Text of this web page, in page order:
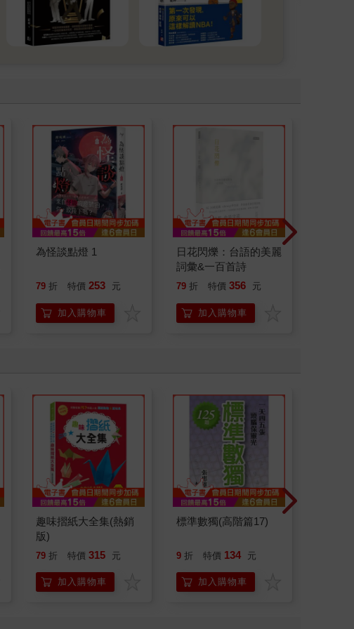
為怪談點燈 1
79 折 特價 253 元
加入購物車
日花閃爍：台語的美麗
詞彙&一百首詩
79 折 特價 356 元
加入購物車
趣味摺紙大全集(熱銷
版)
79 折 特價 315 元
加入購物車
標準數獨(高階篇17)
9 折 特價 134 元
加入購物車